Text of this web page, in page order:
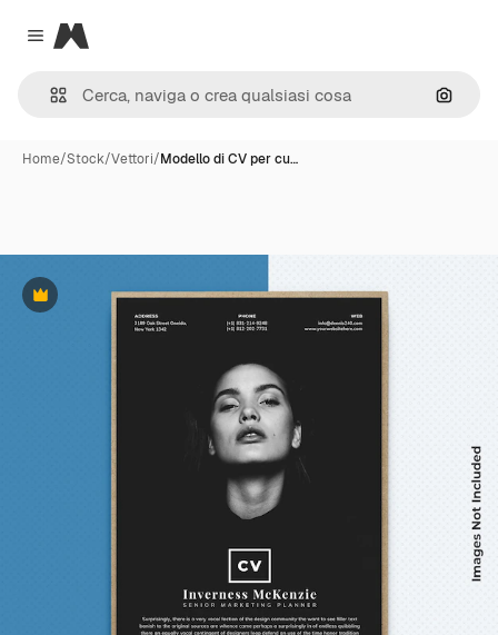
Close menu
Magnific
Cerca
Home/Stock/Vettori/Modello di CV per cu…
Premium